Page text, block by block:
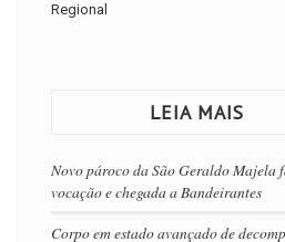
Regional
LEIA MAIS
Novo pároco da São Geraldo Majela
vocação e chegada a Bandeirantes
Corpo em estado avançado de